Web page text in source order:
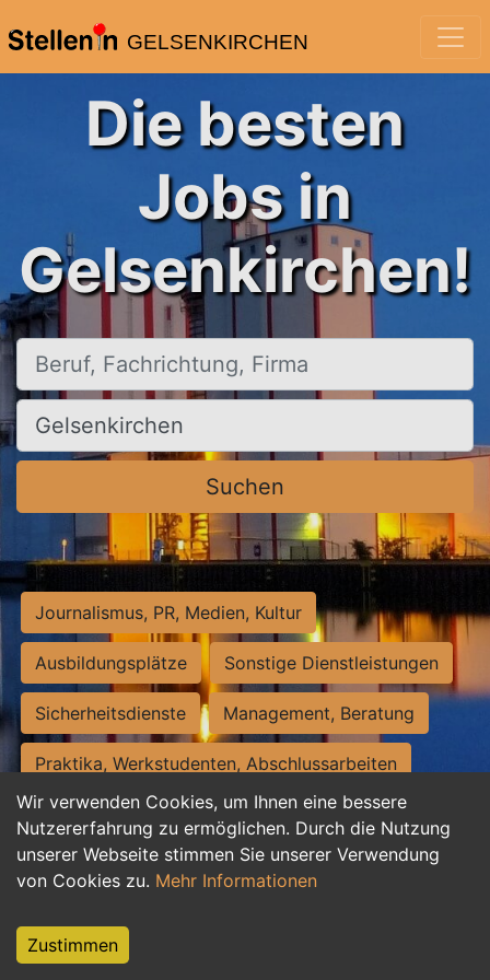
GELSENKIRCHEN
Wir verwenden Cookies, um Ihnen eine bessere
Nutzererfahrung zu ermöglichen. Durch die Nutzung
unserer Webseite stimmen Sie unserer Verwendung
von Cookies zu. Mehr Informationen
Zustimmen
Die besten
Jobs in
Gelsenkirchen!
Beruf, Fachrichtung, Firma
Ort, Stadt
Suchen
Journalismus, PR, Medien, Kultur
Ausbildungsplätze Sonstige Dienstleistungen
Sicherheitsdienste Management, Beratung
Praktika, Werkstudenten, Abschlussarbeiten
Personalwesen Assistenz, Sekretariat
Hilfskräfte, Aushilfs- und Nebenjobs
Weiterbildung, Studium, duale Ausbildung